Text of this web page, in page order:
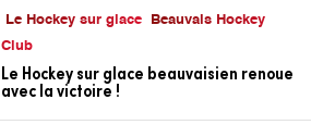
Le Hockey sur glace
Beauvais Hockey
Club
Le Hockey sur glace beauvaisien renoue
avec la victoire !